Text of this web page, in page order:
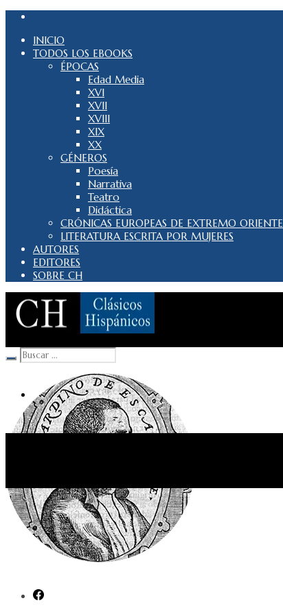
INICIO
TODOS LOS EBOOKS
ÉPOCAS
Edad Media
XVI
XVII
XVIII
XIX
XX
GÉNEROS
Poesía
Narrativa
Teatro
Didáctica
CRÓNICAS EUROPEAS DE EXTREMO ORIENTE
LITERATURA ESCRITA POR MUJERES
AUTORES
EDITORES
SOBRE CH